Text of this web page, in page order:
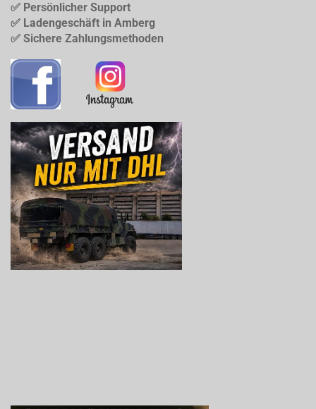
✅ Persönlicher Support
✅ Ladengeschäft in Amberg
✅ Sichere Zahlungsmethoden